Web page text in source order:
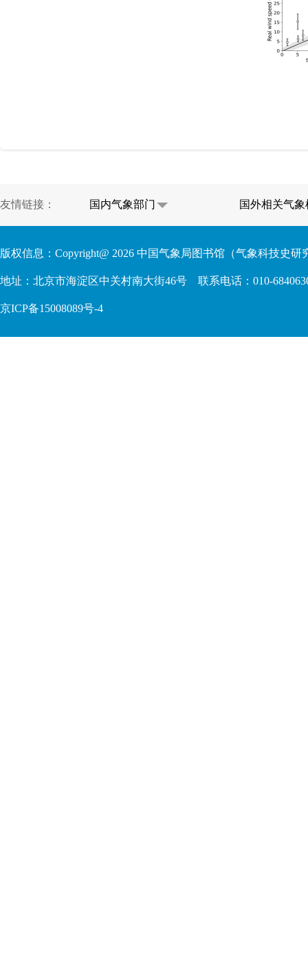
友情链接： 国内气象部门 国外相关气象
版权信息：Copyright@ 2026 中国气象局图书馆（气象科技史研
地址：北京市海淀区中关村南大街46号 联系电话：010-
京ICP备15008089号-4